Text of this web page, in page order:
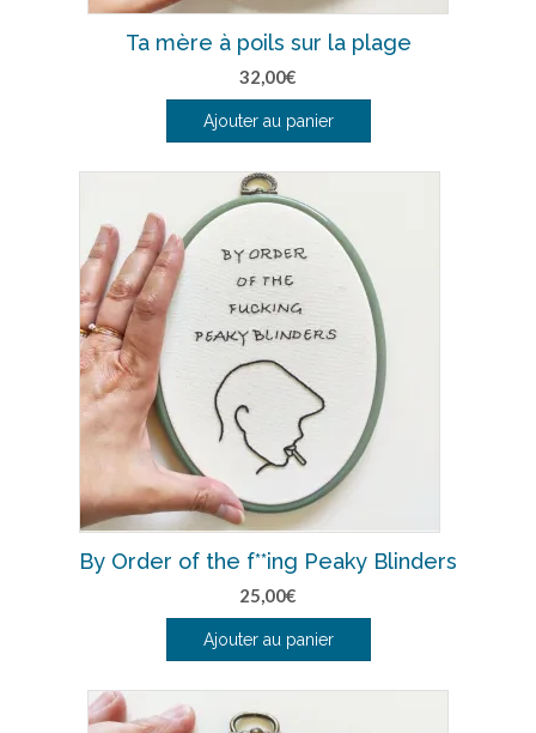
Ta mère à poils sur la plage
32,00€
Ajouter au panier
By Order of the f**ing Peaky Blinders
25,00€
Ajouter au panier